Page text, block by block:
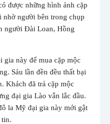
được những hình ảnh cặp
người bên trong chụp
người Đài Loan, Hồng
gia này để mua cặp mộc
Sáu lần đền đều thất bại
Khách đã trả cặp mộc
đại gia Lào vẫn lắc đầu.
la Mỹ đại gia này mới gật